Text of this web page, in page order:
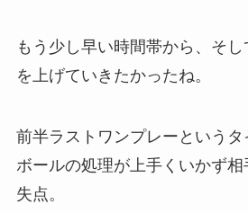
もう少し早い時間帯から、そ
を上げていきたかったね。
前半ラストワンプレーという
ボールの処理が上手くいかず
失点。